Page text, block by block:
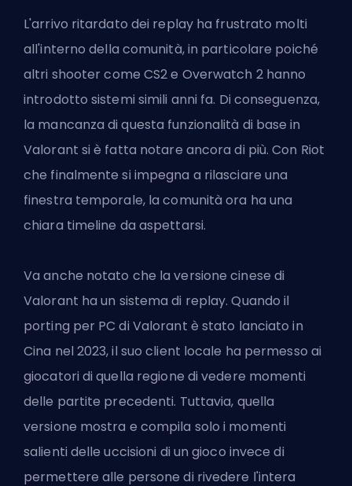
L'arrivo ritardato dei replay ha frustrato molti
all'interno della comunità, in particolare poiché
altri shooter come CS2e Overwatch 2 hanno
introdotto sistemi simili anni fa. Di conseguenza,
la mancanza di questa funzionalità di base in
Valorant si è fatta notare ancora di più. Con Riot
che finalmente si impegna a rilasciare una
finestra temporale, la comunità ora ha una
chiara timeline da aspettarsi.
Va anche notato che laversione cinese di
Valorant ha un sistema di replay. Quando il
porting per PC di Valorant è stato lanciato in
Cina nel 2023, il suo client locale ha permesso ai
giocatori di quella regione di vedere momenti
delle partite precedenti. Tuttavia, quella
versione mostra e compila solo i momenti
salienti delle uccisioni di un gioco invece di
permettere alle persone di rivedere l'intera